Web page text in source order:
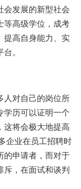
会发展的新型社会
等高级学位，成考
提高自身能力、实
。
人对自己的岗位所
学历可以证明一个
这将会极大地提高
企业在员工招聘时
的申请者，而对于
，在面试和谈判